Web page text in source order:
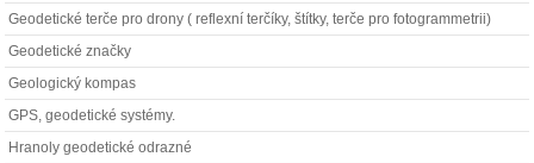
Geodetické terče pro drony ( reflexní terčíky, štítky, terče pro fotogrammetrii)
Geodetické značky
Geologický kompas
GPS, geodetické systémy.
Hranoly geodetické odrazné